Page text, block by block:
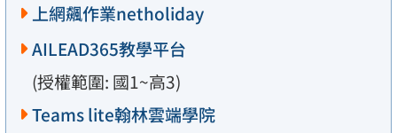
上網飆作業netholiday
AILEAD365教學平台
(授權範圍: 國1~高3)
Teams lite翰林雲端學院